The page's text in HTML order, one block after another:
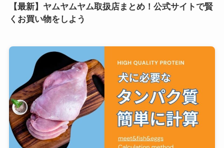
【最新】ヤムヤムヤム取扱店まとめ！公式サイトで賢
くお買い物をしよう